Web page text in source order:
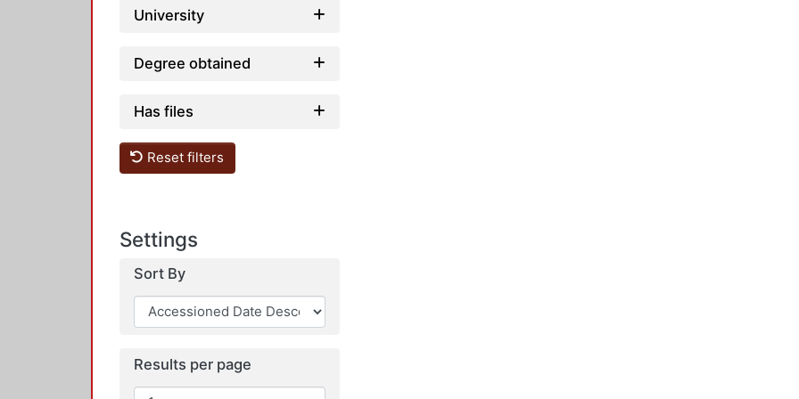
University
Degree obtained
Has files
Reset filters
Settings
Sort By
Results per page